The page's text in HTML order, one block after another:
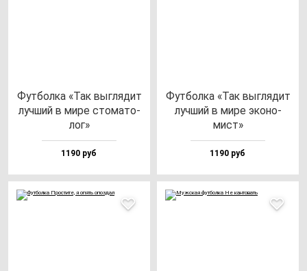
Фут­бол­ка «Так выг­ля­дит
луч­ший в ми­ре сто­ма­то­
лог»
1190 руб
Фут­бол­ка «Так выг­ля­дит
луч­ший в ми­ре эко­но­
мист»
1190 руб